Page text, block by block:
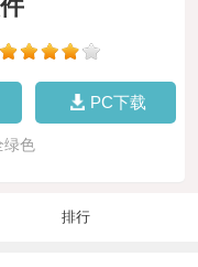
PC下载
绿色
排行